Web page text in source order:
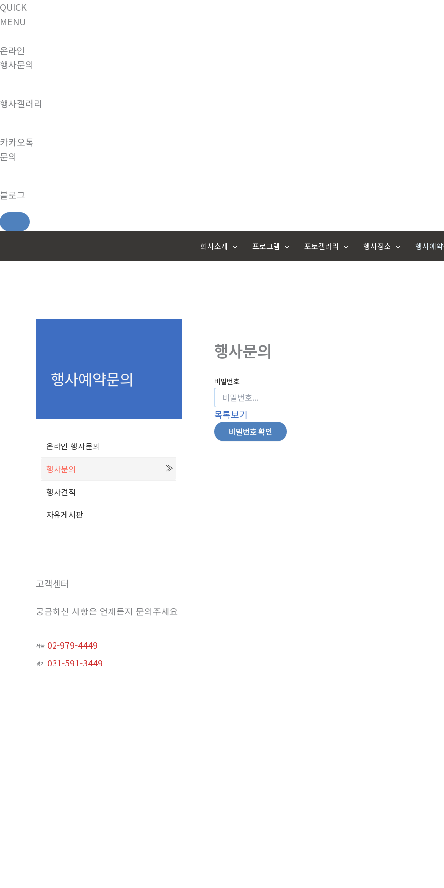
QUICK
MENU
온라인
행사문의
행사갤러리
카카오톡
문의
블로그
회사소개 프로그램 포토갤러리 행사장소 행사예
행사예약문의
온라인 행사문의
행사문의
행사견적
자유게시판
고객센터
궁금하신 사항은 언제든지 문의주세요
서울 02-979-4449
경기 031-591-3449
행사문의
비밀번호
목록보기
비밀번호 확인